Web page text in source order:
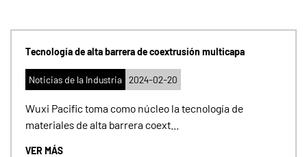
Tecnología de alta barrera de coextrusión multicapa
Noticias de la Industria 2024-02-20
Wuxi Pacific toma como núcleo la tecnología de
materiales de alta barrera coext...
VER MÁS